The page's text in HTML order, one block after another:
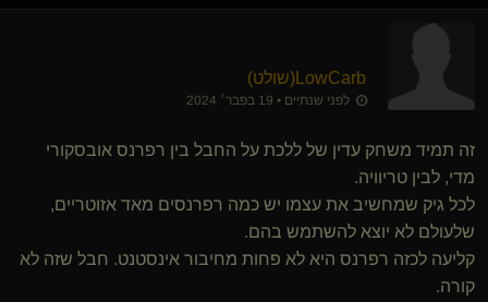
LowCarb​(שולט)
לפני שנתיים • 19 בפבר׳ 2024
זה תמיד משחק עדין של ללכת על החבל בין רפרנס אובסקורי
מדי, לבין טריוויה.
לכל גיק שמחשיב את עצמו יש כמה רפרנסים מאד אזוטריים,
שלעולם לא יוצא להשתמש בהם.
קליעה לכזה רפרנס היא לא פחות מחיבור אינסטנט. חבל שזה לא
קורה.